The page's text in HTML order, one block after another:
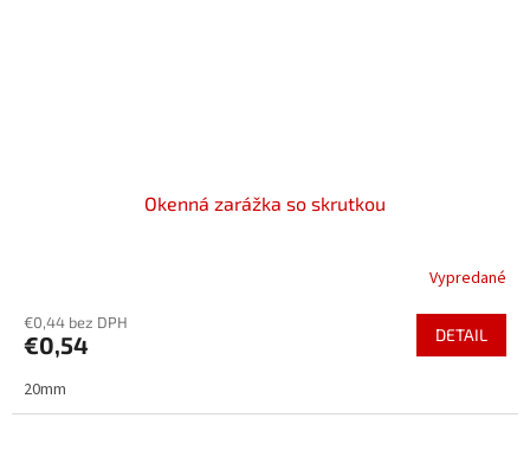
Okenná zarážka so skrutkou
Vypredané
€0,44 bez DPH
€0,54 DETAIL
20mm